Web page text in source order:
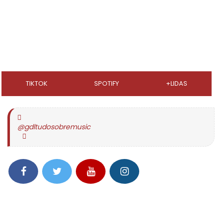
TIKTOK SPOTIFY +LIDAS
@gdltudosobremusic